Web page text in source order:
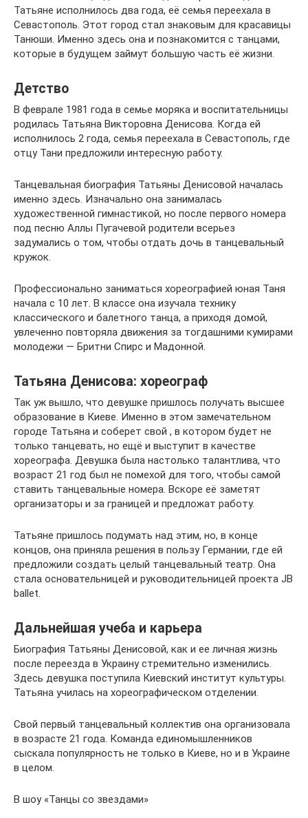
Татьяне исполнилось два года, её семья переехала в
Севастополь. Этот город стал знаковым для красавицы
Танюши. Именно здесь она и познакомится с танцами,
которые в будущем займут большую часть её жизни.
Детство
В феврале 1981 года в семье моряка и воспитательницы
родилась Татьяна Викторовна Денисова. Когда ей
исполнилось 2 года, семья переехала в Севастополь, где
отцу Тани предложили интересную работу.
Танцевальная биография Татьяны Денисовой началась
именно здесь. Изначально она занималась
художественной гимнастикой, но после первого номера
под песню Аллы Пугачевой родители всерьез
задумались о том, чтобы отдать дочь в танцевальный
кружок.
Профессионально заниматься хореографией юная Таня
начала с 10 лет. В классе она изучала технику
классического и балетного танца, а приходя домой,
увлеченно повторяла движения за тогдашними кумирами
молодежи — Бритни Спирс и Мадонной.
Татьяна Денисова: хореограф
Так уж вышло, что девушке пришлось получать высшее
образование в Киеве. Именно в этом замечательном
городе Татьяна и соберет свой , в котором будет не
только танцевать, но ещё и выступит в качестве
хореографа. Девушка была настолько талантлива, что
возраст 21 год был не помехой для того, чтобы самой
ставить танцевальные номера. Вскоре её заметят
организаторы и за границей и предложат работу.
Татьяне пришлось подумать над этим, но, в конце
концов, она приняла решения в пользу Германии, где ей
предложили создать целый танцевальный театр. Она
стала основательницей и руководительницей проекта JB
ballet.
Дальнейшая учеба и карьера
Биография Татьяны Денисовой, как и ее личная жизнь
после переезда в Украину стремительно изменились.
Здесь девушка поступила Киевский институт культуры.
Татьяна училась на хореографическом отделении.
Свой первый танцевальный коллектив она организовала
в возрасте 21 года. Команда единомышленников
сыскала популярность не только в Киеве, но и в Украине
в целом.
В шоу «Танцы со звездами»